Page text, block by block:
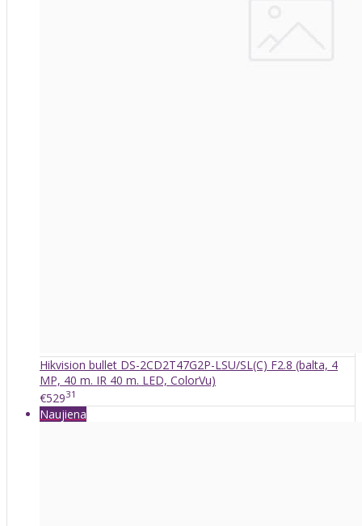
Hikvision bullet DS-2CD2T47G2P-LSU/SL(C) F2.8 (balta, 4
MP, 40 m. IR 40 m. LED, ColorVu)
€52931
Naujiena